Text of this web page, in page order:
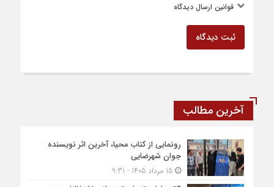
قوانین ارسال دیدگاه
ثبت دیدگاه
آخرین مطالب
رونمایی از کتاب محیا، آخرین اثر نویسنده
جوان شهرضایی
15 مرداد 1405 - 9:31